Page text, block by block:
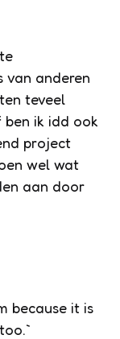
van anderen
teveel
ben ik idd ook
project
wel wat
aan door
because it is